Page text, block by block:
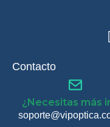
Contacto
¿Necesitas más